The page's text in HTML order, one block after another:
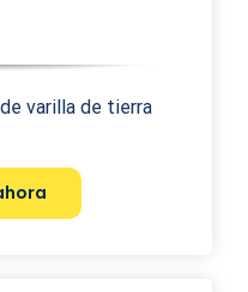
varilla de tierra